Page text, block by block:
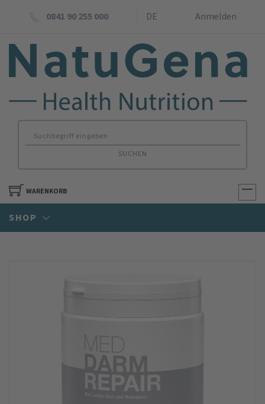
0841 90 255 000 DE Anmelden
SUCHEN
WARENKORB
SHOP